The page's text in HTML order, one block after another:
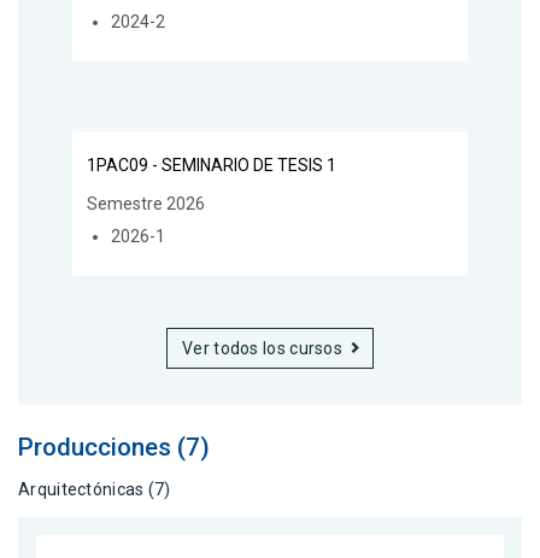
2024-2
1PAC09 - SEMINARIO DE TESIS 1
Semestre 2026
2026-1
Ver todos los cursos
Producciones (7)
Arquitectónicas (7)